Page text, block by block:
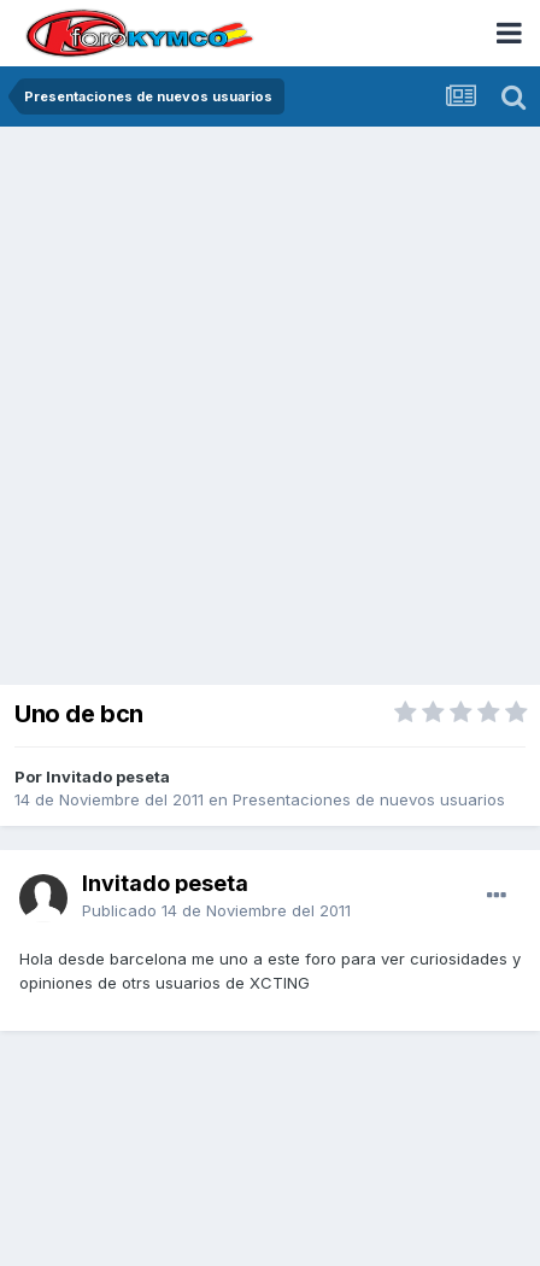
Presentaciones de nuevos usuarios
Uno de bcn
Por Invitado peseta
14 de Noviembre del 2011 en Presentaciones de nuevos usuarios
Invitado peseta
Publicado 14 de Noviembre del 2011
Hola desde barcelona me uno a este foro para ver curiosidades y
opiniones de otrs usuarios de XCTING